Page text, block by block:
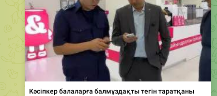
Кәсіпкер балаларға балмұздақты тегін таратқаны
үшін 86 500 теңге айыппұл арқалады.